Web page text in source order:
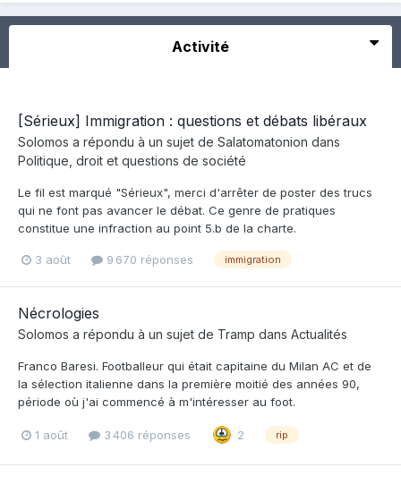
Activité
[Sérieux] Immigration : questions et débats libéraux
Solomos a répondu à un sujet de Salatomatonion dans
Politique, droit et questions de société
Le fil est marqué "Sérieux", merci d'arrêter de poster des trucs
qui ne font pas avancer le débat. Ce genre de pratiques
constitue une infraction au point 5.b de la charte.
3 août 9 670 réponses immigration
Nécrologies
Solomos a répondu à un sujet de Tramp dans Actualités
Franco Baresi. Footballeur qui était capitaine du Milan AC et de
la sélection italienne dans la première moitié des années 90,
période où j'ai commencé à m'intéresser au foot.
1 août 3 406 réponses 2 rip